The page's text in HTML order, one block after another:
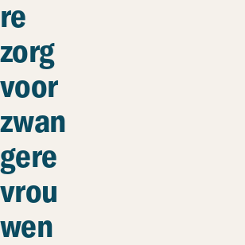
re
zorg
voor
zwan
gere
vrou
wen